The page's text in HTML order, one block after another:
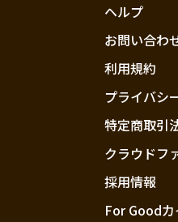
ヘルプ
お問い合わ
利用規約
プライバシ
特定商取引
クラウドフ
採用情報
For Good